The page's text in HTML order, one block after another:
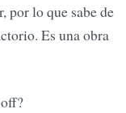
por lo que sabe de
Es una obra